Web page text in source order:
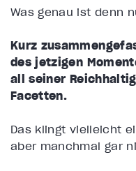
Was genau ist denn
Kurz
des jetzigen
all seiner
Facetten.
Das klingt vielleicht
aber manchmal gar